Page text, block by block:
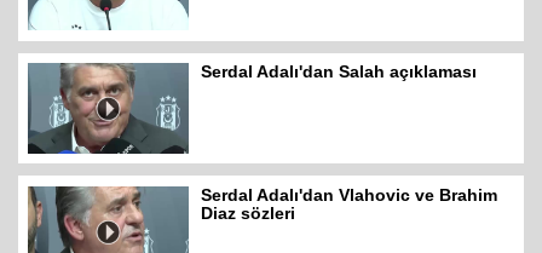
Serdal Adalı'dan Salah açıklaması
Serdal Adalı'dan Vlahovic ve Brahim
Diaz sözleri